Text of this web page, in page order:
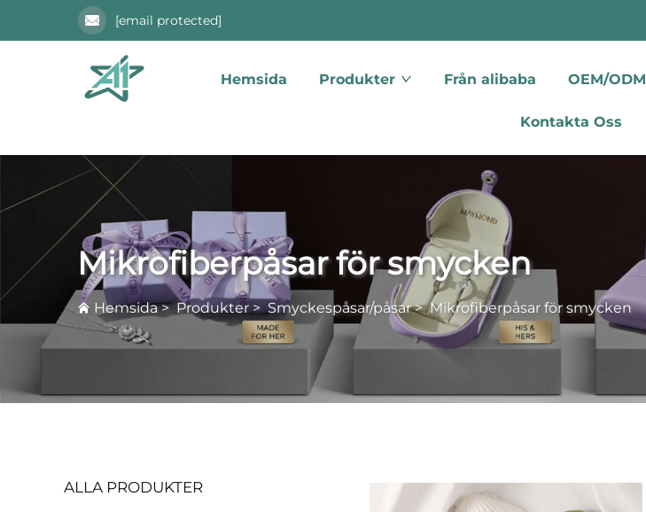
[email protected]
Hemsida Produkter Från alibaba OEM/ODM
Kontakta Oss
Mikrofiberpåsar för smycken
Hemsida>Produkter>Smyckespåsar/påsar>Mikrofiberpåsar för smycken
ALLA PRODUKTER